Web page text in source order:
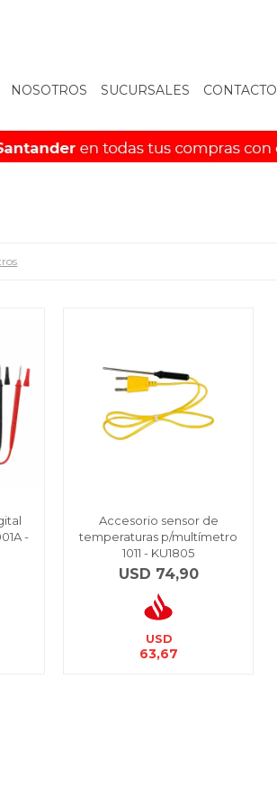
NOSOTROS SUCURSALES CONTACTO
-
Accesorio sensor de
temperaturas p/multímetro
1011 - KU1805
USD 74,90
USD
63,67